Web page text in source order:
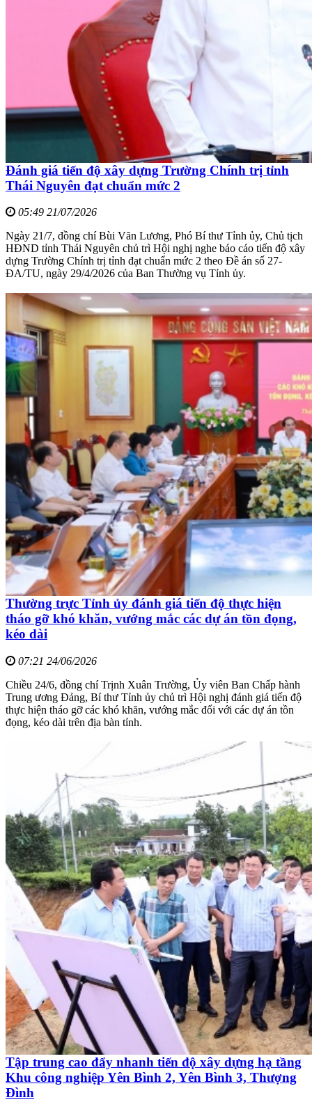
Đánh giá tiến độ xây dựng Trường Chính trị tỉnh
Thái Nguyên đạt chuẩn mức 2
05:49 21/07/2026
Ngày 21/7, đồng chí Bùi Văn Lương, Phó Bí thư Tỉnh ủy, Chủ tịch
HĐND tỉnh Thái Nguyên chủ trì Hội nghị nghe báo cáo tiến độ xây
dựng Trường Chính trị tỉnh đạt chuẩn mức 2 theo Đề án số 27-
ĐA/TU, ngày 29/4/2026 của Ban Thường vụ Tỉnh ủy.
Thường trực Tỉnh ủy đánh giá tiến độ thực hiện
tháo gỡ khó khăn, vướng mắc các dự án tồn đọng,
kéo dài
07:21 24/06/2026
Chiều 24/6, đồng chí Trịnh Xuân Trường, Ủy viên Ban Chấp hành
Trung ương Đảng, Bí thư Tỉnh ủy chủ trì Hội nghị đánh giá tiến độ
thực hiện tháo gỡ các khó khăn, vướng mắc đối với các dự án tồn
đọng, kéo dài trên địa bàn tỉnh.
Tập trung cao đẩy nhanh tiến độ xây dựng hạ tầng
Khu công nghiệp Yên Bình 2, Yên Bình 3, Thượng
Đình